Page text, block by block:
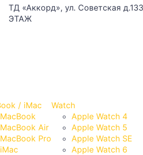
ТД «Аккорд», ул. Советская
ЭТАЖ
/ iMac
MacBook
MacBook Air
MacBook Pro
iMac
Watch
Apple Watch 4
Apple Watch 5
Apple Watch SE
Apple Watch 6